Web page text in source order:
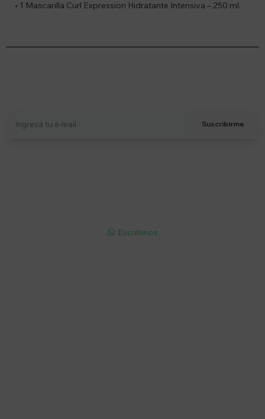
• 1 Mascarilla Curl Expression Hidratante Intensiva – 250 ml.
Suscribirme
 Escribinos